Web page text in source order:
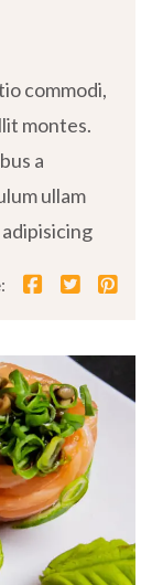
commodi,
montes.
a
ullam